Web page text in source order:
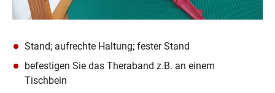
Stand; aufrechte Haltung; fester Stand
befestigen Sie das Theraband z.B. an einem
Tischbein